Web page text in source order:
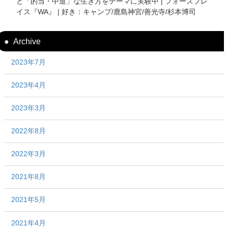
イス『WA』 | 好き：キャンプ/鹿島神宮/善光寺/杉本博司
Archive
2023年7月
2023年4月
2023年3月
2022年8月
2022年3月
2021年8月
2021年5月
2021年4月